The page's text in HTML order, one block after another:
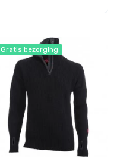
Gratis bezorging